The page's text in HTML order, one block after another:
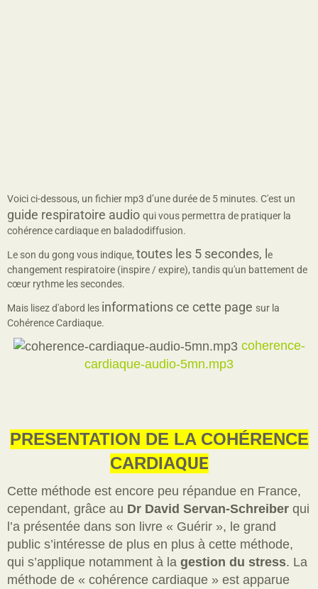
Voici ci-dessous, un fichier mp3 d’une durée de 5 minutes. C'est un
guide respiratoire audio qui vous permettra de pratiquer la
cohérence cardiaque en baladodiffusion.
Le son du gong vous indique, toutes les 5 secondes, le
changement respiratoire (inspire / expire), tandis qu'un battement de
cœur rythme les secondes.
Mais lisez d'abord les informationsce cette page sur la
Cohérence Cardiaque.
coherence-
cardiaque-audio-5mn.mp3
PRESENTATION DE LA COHÉRENCE
CARDIAQUE
Cette méthode est encore peu répandue en France,
cependant, grâce au Dr David Servan-Schreiber qui
l’a présentée dans son livre « Guérir », le grand
public s’intéresse de plus en plus à cette méthode,
qui s’applique notamment à la gestion du stress. La
méthode de « cohérence cardiaque » est apparue